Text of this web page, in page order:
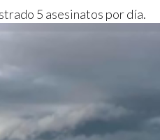
5 asesinatos por día.